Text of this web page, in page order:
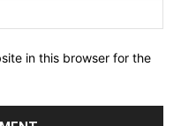
in this browser for the